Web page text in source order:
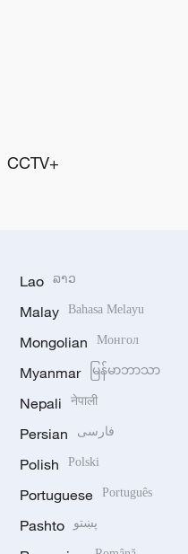
CCTV+
Lao ລາວ
Malay Bahasa Melayu
Mongolian Монгол
Myanmar မြန်မာဘာသာ
Nepali नेपाली
Persian فارسی
Polish Polski
Portuguese Português
Pashto پښتو